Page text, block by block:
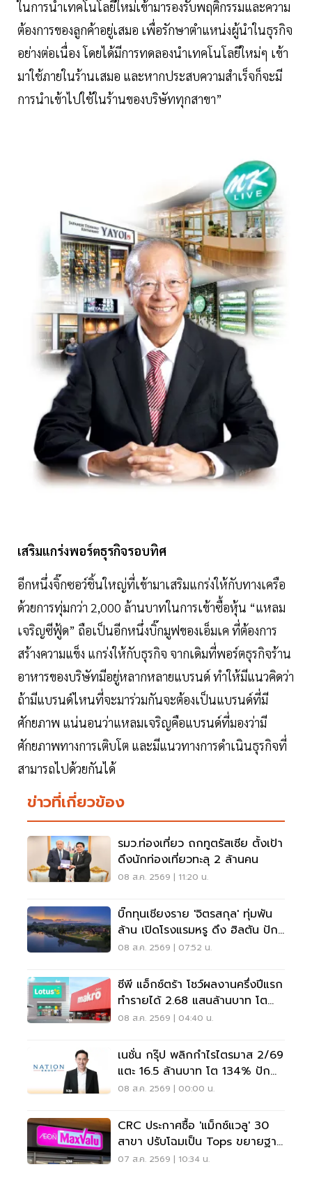
ในการนำเทคโนโลยีใหม่เข้ามารองรับพฤติกรรมและความ
ต้องการของลูกค้าอยู่เสมอ เพื่อรักษาตำแหน่งผู้นำในธุรกิจ
อย่างต่อเนื่อง โดยได้มีการทดลองนำเทคโนโลยีใหม่ๆ เข้า
มาใช้ภายในร้านเสมอ และหากประสบความสำเร็จก็จะมี
การนำเข้าไปใช้ในร้านของบริษัททุกสาขา”
เสริมแกร่งพอร์ตธุรกิจรอบทิศ
อีกหนึ่งจิ๊กซอว์ชิ้นใหญ่ที่เข้ามาเสริมแกร่งให้กับทางเครือ
ด้วยการทุ่มกว่า 2,000 ล้านบาทในการเข้าซื้อหุ้น “แหลม
เจริญซีฟู้ด” ถือเป็นอีกหนึ่งบิ๊กมูฟของเอ็มเค ที่ต้องการ
สร้างความแข็ง แกร่งให้กับธุรกิจ จากเดิมที่พอร์ตธุรกิจร้าน
อาหารของบริษัทมีอยู่หลากหลายแบรนด์ ทำให้มีแนวคิดว่า
ถ้ามีแบรนด์ไหนที่จะมาร่วมกันจะต้องเป็นแบรนด์ที่มี
ศักยภาพ แน่นอนว่าแหลมเจริญคือแบรนด์ที่มองว่ามี
ศักยภาพทางการเติบโต และมีแนวทางการดำเนินธุรกิจที่
สามารถไปด้วยกันได้
ข่าวที่เกี่ยวข้อง
รมว.ท่องเที่ยว ถกทูตรัสเซีย ตั้งเป้า
ดึงนักท่องเที่ยวทะลุ 2 ล้านคน
08 ส.ค. 2569 | 11:20 น.
บิ๊กทุนเชียงราย 'จิตรสกุล' ทุ่มพัน
ล้าน เปิดโรงแรมหรู ดึง ฮิลตัน ปัก
หมุดแบรนด์ใหม่
08 ส.ค. 2569 | 07:52 น.
ซีพี แอ็กซ์ตร้า โชว์ผลงานครึ่งปีแรก
ทำรายได้ 2.68 แสนล้านบาท โต
3.6%
08 ส.ค. 2569 | 04:40 น.
เนชั่น กรุ๊ป พลิกกำไรไตรมาส 2/69
แตะ 16.5 ล้านบาท โต 134% ปัก
หมุดสู่ ‘มีเดียเทค’
08 ส.ค. 2569 | 00:00 น.
CRC ประกาศซื้อ 'แม็กซ์แวลู' 30
สาขา ปรับโฉมเป็น Tops ขยายฐาน
ลูกค้าเพิ่ม 9 แสนราย
07 ส.ค. 2569 | 10:34 น.